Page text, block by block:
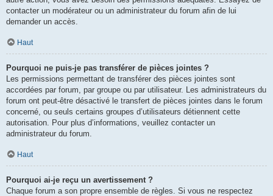
contacter un modérateur ou un administrateur du forum afin de lui
demander un accès.
Haut
Pourquoi ne puis-je pas transférer de pièces jointes ?
Les permissions permettant de transférer des pièces jointes sont
accordées par forum, par groupe ou par utilisateur. Les administrateurs du
forum ont peut-être désactivé le transfert de pièces jointes dans le forum
concerné, ou seuls certains groupes d’utilisateurs détiennent cette
autorisation. Pour plus d’informations, veuillez contacter un
administrateur du forum.
Haut
Pourquoi ai-je reçu un avertissement ?
Chaque forum a son propre ensemble de règles. Si vous ne respectez